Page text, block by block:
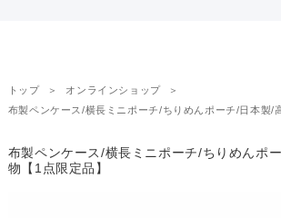
トップ
オンラインショップ
布製ペンケース/横長ミニポーチ/ちりめんポーチ/日本製/
布製ペンケース/横長ミニポーチ/ちりめんポ
物【1点限定品】